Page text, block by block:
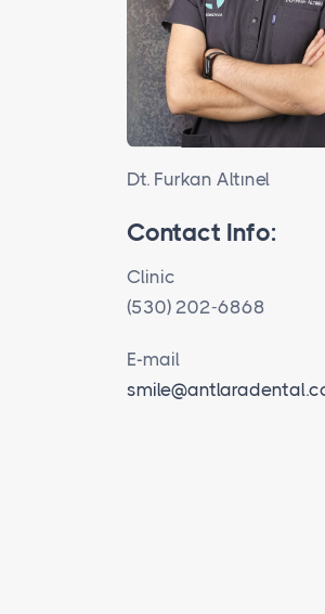
Dt. Furkan Altınel
Contact Info:
Clinic
(530) 202-6868
E-mail